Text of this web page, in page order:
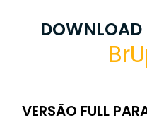
VERSÃO FULL